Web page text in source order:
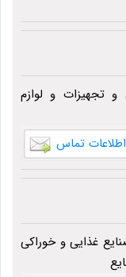
تجهیزات و لوازم
اطلاعات تماس
غذایی و خوراکی